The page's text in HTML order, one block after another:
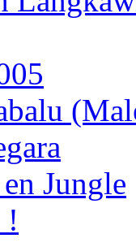
Jungle
!